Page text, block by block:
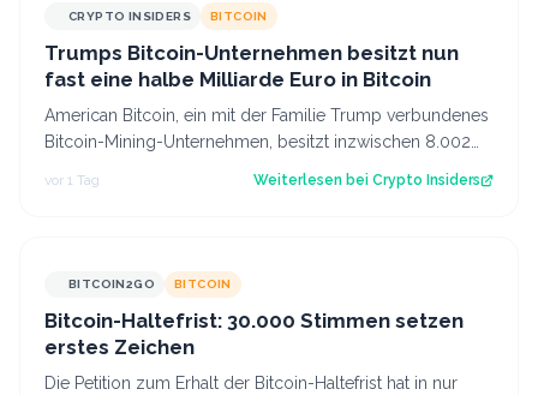
CRYPTO INSIDERS BITCOIN
Trumps Bitcoin-Unternehmen besitzt nun
fast eine halbe Milliarde Euro in Bitcoin
American Bitcoin, ein mit der Familie Trump verbundenes
Bitcoin-Mining-Unternehmen, besitzt inzwischen 8.002
vor 1 Tag Weiterlesen bei Crypto Insiders
BITCOIN2GO BITCOIN
Bitcoin-Haltefrist: 30.000 Stimmen setzen
erstes Zeichen
Die Petition zum Erhalt der Bitcoin-Haltefrist hat in nur